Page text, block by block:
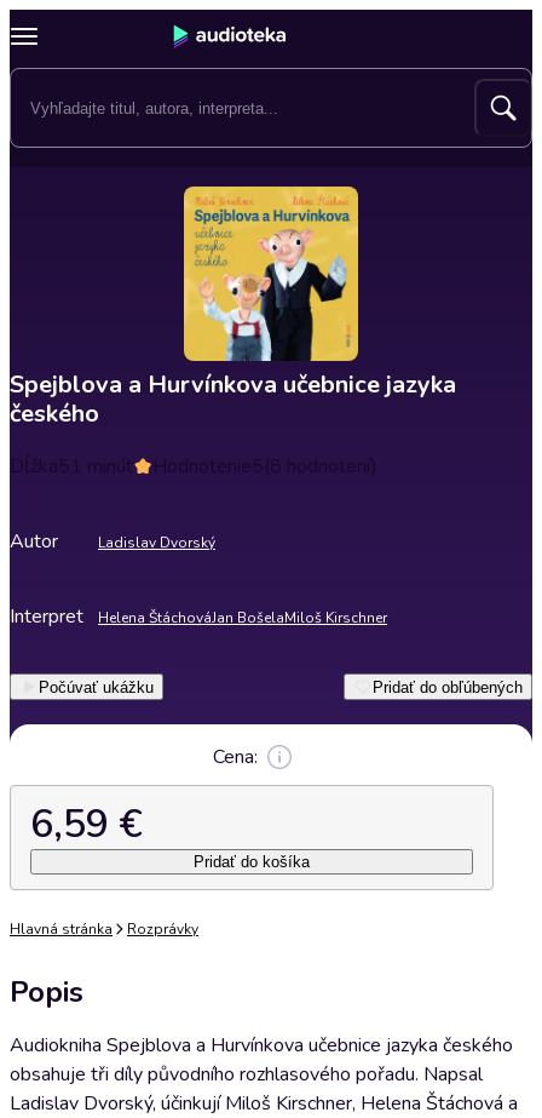
Spejblova a Hurvínkova učebnice jazyka
českého
Dĺžka51 minút Hodnotenie5(8 hodnotení)
Autor Ladislav Dvorský
Interpret Helena ŠtáchováJan BošelaMiloš Kirschner
Počúvať ukážku Pridať do obľúbených
Cena:
6,59 €
Pridať do košíka
Hlavná stránka Rozprávky
Popis
Audiokniha Spejblova a Hurvínkova učebnice jazyka českého
obsahuje tři díly původního rozhlasového pořadu. Napsal
Ladislav Dvorský, účinkují Miloš Kirschner, Helena Štáchová a